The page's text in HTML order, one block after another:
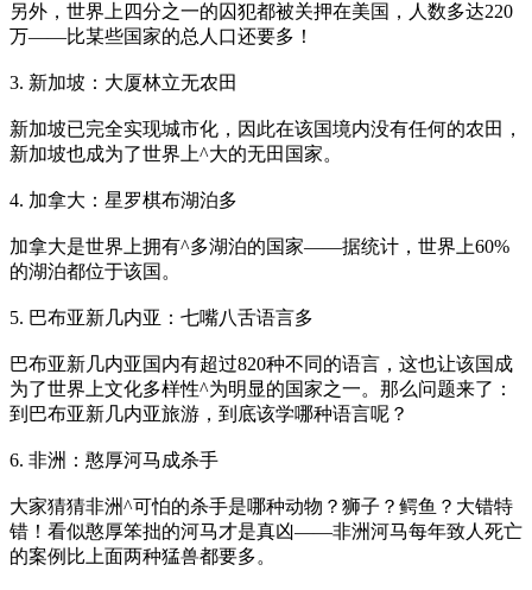
另外，世界上四分之一的囚犯都被关押在美国，人数多达220
万——比某些国家的总人口还要多！
3. 新加坡：大厦林立无农田
新加坡已完全实现城市化，因此在该国境内没有任何的农田，
新加坡也成为了世界上^大的无田国家。
4. 加拿大：星罗棋布湖泊多
加拿大是世界上拥有^多湖泊的国家——据统计，世界上60%
的湖泊都位于该国。
5. 巴布亚新几内亚：七嘴八舌语言多
巴布亚新几内亚国内有超过820种不同的语言，这也让该国成
为了世界上文化多样性^为明显的国家之一。那么问题来了：
到巴布亚新几内亚旅游，到底该学哪种语言呢？
6. 非洲：憨厚河马成杀手
大家猜猜非洲^可怕的杀手是哪种动物？狮子？鳄鱼？大错特
错！看似憨厚笨拙的河马才是真凶——非洲河马每年致人死亡
的案例比上面两种猛兽都要多。